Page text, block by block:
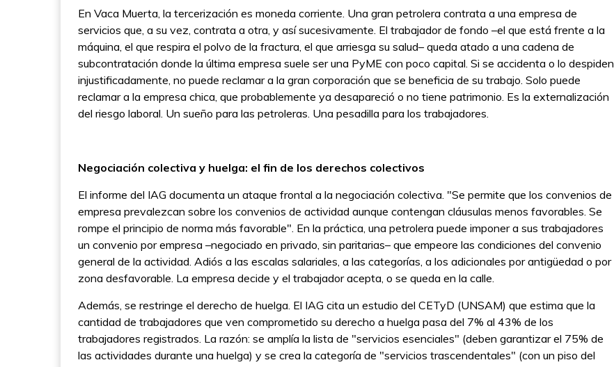
En Vaca Muerta, la tercerización es moneda corriente. Una gran petrolera contrata a una empresa de
servicios que, a su vez, contrata a otra, y así sucesivamente. El trabajador de fondo –el que está frente a la
máquina, el que respira el polvo de la fractura, el que arriesga su salud– queda atado a una cadena de
subcontratación donde la última empresa suele ser una PyME con poco capital. Si se accidenta o lo despiden
injustificadamente, no puede reclamar a la gran corporación que se beneficia de su trabajo. Solo puede
reclamar a la empresa chica, que probablemente ya desapareció o no tiene patrimonio. Es la externalización
del riesgo laboral. Un sueño para las petroleras. Una pesadilla para los trabajadores.
Negociación colectiva y huelga: el fin de los derechos colectivos
El informe del IAG documenta un ataque frontal a la negociación colectiva. "Se permite que los convenios de
empresa prevalezcan sobre los convenios de actividad aunque contengan cláusulas menos favorables. Se
rompe el principio de norma más favorable". En la práctica, una petrolera puede imponer a sus trabajadores
un convenio por empresa –negociado en privado, sin paritarias– que empeore las condiciones del convenio
general de la actividad. Adiós a las escalas salariales, a las categorías, a los adicionales por antigüedad o por
zona desfavorable. La empresa decide y el trabajador acepta, o se queda en la calle.
Además, se restringe el derecho de huelga. El IAG cita un estudio del CETyD (UNSAM) que estima que la
cantidad de trabajadores que ven comprometido su derecho a huelga pasa del 7% al 43% de los
trabajadores registrados. La razón: se amplía la lista de "servicios esenciales" (deben garantizar el 75% de
las actividades durante una huelga) y se crea la categoría de "servicios trascendentales" (con un piso del